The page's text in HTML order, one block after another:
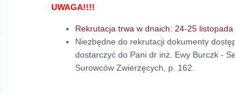
UWAGA!!!!
Rekrutacja trwa w dnaich: 24-25
Niezbędne do rekrutacji dokumenty
dostarczyć do Pani dr inż. Ewy Burczk -
Surowców Zwierzęcych, p. 162.